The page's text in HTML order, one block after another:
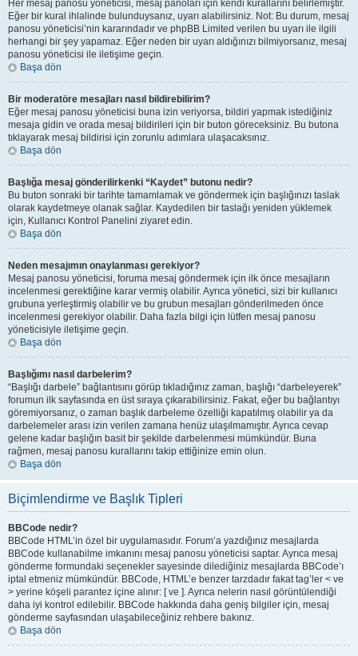
Her mesaj panosu yöneticisi, mesaj panoları için kendi kurallarını belirlemiştir.
Eğer bir kural ihlalinde bulunduysanız, uyarı alabilirsiniz. Not: Bu durum, mesaj
panosu yöneticisi’nin kararındadır ve phpBB Limited verilen bu uyarı ile ilgili
herhangi bir şey yapamaz. Eğer neden bir uyarı aldığınızı bilmiyorsanız, mesaj
panosu yöneticisi ile iletişime geçin.
Başa dön
Bir moderatöre mesajları nasıl bildirebilirim?
Eğer mesaj panosu yöneticisi buna izin veriyorsa, bildiri yapmak istediğiniz
mesaja gidin ve orada mesaj bildirileri için bir buton göreceksiniz. Bu butona
tıklayarak mesaj bildirisi için zorunlu adımlara ulaşacaksınız.
Başa dön
Başlığa mesaj gönderilirkenki “Kaydet” butonu nedir?
Bu buton sonraki bir tarihte tamamlamak ve göndermek için başlığınızı taslak
olarak kaydetmeye olanak sağlar. Kaydedilen bir taslağı yeniden yüklemek
için, Kullanıcı Kontrol Panelini ziyaret edin.
Başa dön
Neden mesajımın onaylanması gerekiyor?
Mesaj panosu yöneticisi, foruma mesaj göndermek için ilk önce mesajların
incelenmesi gerektiğine karar vermiş olabilir. Ayrıca yönetici, sizi bir kullanıcı
grubuna yerleştirmiş olabilir ve bu grubun mesajları gönderilmeden önce
incelenmesi gerekiyor olabilir. Daha fazla bilgi için lütfen mesaj panosu
yöneticisiyle iletişime geçin.
Başa dön
Başlığımı nasıl darbelerim?
“Başlığı darbele” bağlantısını görüp tıkladığınız zaman, başlığı “darbeleyerek”
forumun ilk sayfasında en üst sıraya çıkarabilirsiniz. Fakat, eğer bu bağlantıyı
göremiyorsanız, o zaman başlık darbeleme özelliği kapatılmış olabilir ya da
darbelemeler arası izin verilen zamana henüz ulaşılmamıştır. Ayrıca cevap
gelene kadar başlığın basit bir şekilde darbelenmesi mümkündür. Buna
rağmen, mesaj panosu kurallarını takip ettiğinize emin olun.
Başa dön
Biçimlendirme ve Başlık Tipleri
BBCode nedir?
BBCode HTML’in özel bir uygulamasıdır. Forum’a yazdığınız mesajlarda
BBCode kullanabilme imkanını mesaj panosu yöneticisi saptar. Ayrıca mesaj
gönderme formundaki seçenekler sayesinde dilediğiniz mesajlarda BBCode’ı
iptal etmeniz mümkündür. BBCode, HTML’e benzer tarzdadır fakat tag’ler < ve
> yerine köşeli parantez içine alınır: [ ve ]. Ayrıca nelerin nasıl görüntülendiği
daha iyi kontrol edilebilir. BBCode hakkında daha geniş bilgiler için, mesaj
gönderme sayfasından ulaşabileceğiniz rehbere bakınız.
Başa dön